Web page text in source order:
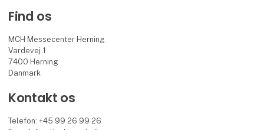
Find os
MCH Messecenter Herning
Vardevej 1
7400 Herning
Danmark
Kontakt os
Telefon: +45 99 26 99 26